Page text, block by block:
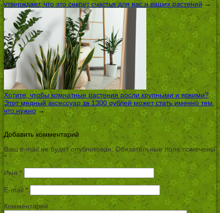
утверждает, что это секрет счастья для вас и ваших растений→
Хотите, чтобы комнатные растения росли крупными и яркими?
Этот медный аксессуар за 1300 рублей может стать именно тем,
что нужно→
Добавить комментарий
Ваш e-mail не будет опубликован. Обязательные поля помечены
*
Имя*
E-mail*
Комментарий